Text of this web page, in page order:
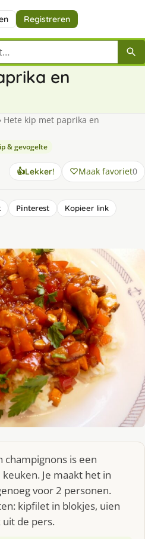
Registreren
en
Hete kip met paprika en
& gevogelte
👍Lekker! Maak favoriet0
Pinterest
Kopieer link
is een
Je maakt het in
voor 2 personen.
kipfilet in blokjes, uien
de pers.